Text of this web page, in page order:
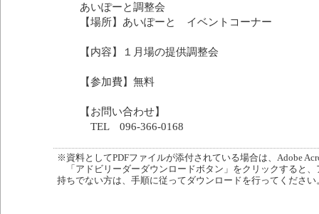
あいぽーと調整会
【場所】あいぽーと イベントコーナー
【内容】１月場の提供調整会
【参加費】無料
【お問い合わせ】
TEL 096-366-0168
※資料としてPDFファイルが添付されている場合は、Adobe
「アドビリーダーダウンロードボタン」をクリックすると
持ちでない方は、手順に従ってダウンロードを行ってください